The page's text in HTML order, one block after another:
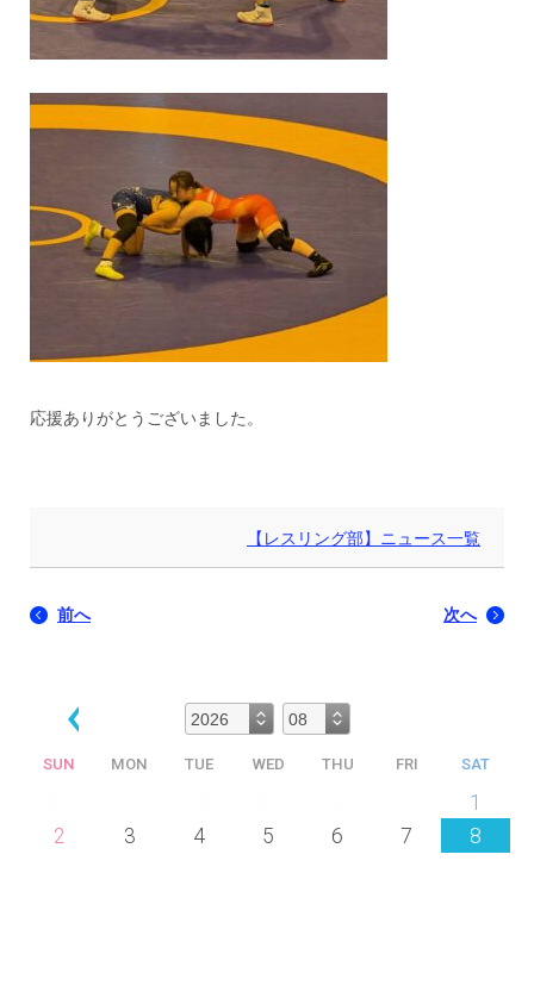
応援ありがとうございました。
【レスリング部】ニュース一覧
前へ 次へ
SUN MON TUE WED THU FRI SAT
1
2
3 4 5 6 7 8